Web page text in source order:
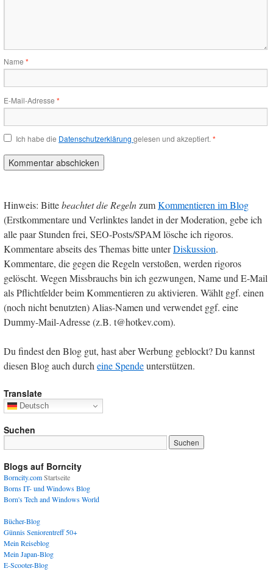
Name *
E-Mail-Adresse *
Ich habe die Datenschutzerklärung gelesen und akzeptiert. *
Hinweis: Bittebeachtet die RegelnzumKommentieren im Blog
(Erstkommentare und Verlinktes landet in der Moderation, gebe ich
alle paar Stunden frei, SEO-Posts/SPAM lösche ich rigoros.
Kommentare abseits des Themas bitte unterDiskussion.
Kommentare, die gegen die Regeln verstoßen, werden rigoros
gelöscht. Wegen Missbrauchs bin ich gezwungen, Name und E-Mail
als Pflichtfelder beim Kommentieren zu aktivieren. Wählt ggf. einen
(noch nicht benutzten) Alias-Namen und verwendet ggf. eine
Dummy-Mail-Adresse (z.B. t@hotkev.com).
Du findest den Blog gut, hast aber Werbung geblockt? Du kannst
diesen Blog auch durcheine Spendeunterstützen.
Translate
Deutsch
Suchen
Blogs auf Borncity
Borncity.comStartseite
Borns IT- und Windows Blog
Born's Tech and Windows World
Bücher-Blog
Günnis Seniorentreff 50+
Mein Reiseblog
Mein Japan-Blog
E-Scooter-Blog